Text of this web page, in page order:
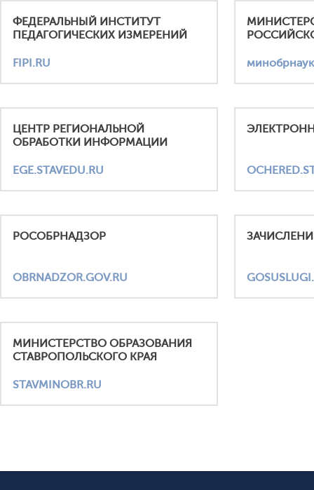
ФЕДЕРАЛЬНЫЙ ИНСТИТУТ
ПЕДАГОГИЧЕСКИХ ИЗМЕРЕНИЙ
FIPI.RU
ЦЕНТР РЕГИОНАЛЬНОЙ
ОБРАБОТКИ ИНФОРМАЦИИ
EGE.STAVEDU.RU
РОСОБРНАДЗОР
OBRNADZOR.GOV.RU
МИНИСТЕРСТВО ОБРАЗОВАНИЯ
СТАВРОПОЛЬСКОГО КРАЯ
STAVMINOBR.RU